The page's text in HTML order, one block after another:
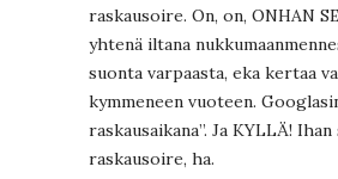
raskausoire. On, on, ONHAN
yhtenä iltana
suonta varpaasta, eka kertaa
kymmeneen vuoteen.
raskausaikana”. Ja KYLLÄ! Ihan
raskausoire, ha.